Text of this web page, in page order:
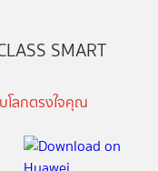
SMART
โลกตรงใจคุณ